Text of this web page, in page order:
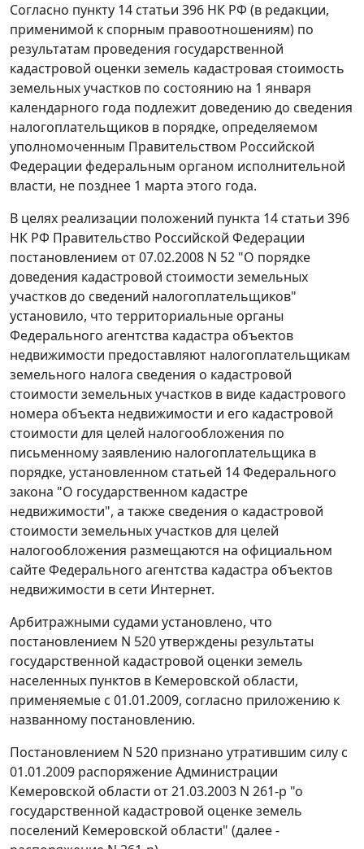
Согласно пункту 14 статьи 396 НК РФ (в редакции,
применимой к спорным правоотношениям) по
результатам проведения государственной
кадастровой оценки земель кадастровая стоимость
земельных участков по состоянию на 1 января
календарного года подлежит доведению до сведения
налогоплательщиков в порядке, определяемом
уполномоченным Правительством Российской
Федерации федеральным органом исполнительной
власти, не позднее 1 марта этого года.
В целях реализации положений пункта 14 статьи 396
НК РФ Правительство Российской Федерации
постановлением от 07.02.2008 N 52 "О порядке
доведения кадастровой стоимости земельных
участков до сведений налогоплательщиков"
установило, что территориальные органы
Федерального агентства кадастра объектов
недвижимости предоставляют налогоплательщикам
земельного налога сведения о кадастровой
стоимости земельных участков в виде кадастрового
номера объекта недвижимости и его кадастровой
стоимости для целей налогообложения по
письменному заявлению налогоплательщика в
порядке, установленном статьей 14Федерального
закона "О государственном кадастре
недвижимости", а также сведения о кадастровой
стоимости земельных участков для целей
налогообложения размещаются на официальном
сайте Федерального агентства кадастра объектов
недвижимости в сети Интернет.
Арбитражными судами установлено, что
постановлением N 520 утверждены результаты
государственной кадастровой оценки земель
населенных пунктов в Кемеровской области,
применяемые с 01.01.2009, согласно приложению к
названному постановлению.
Постановлением N 520 признано утратившим силу с
01.01.2009 распоряжение Администрации
Кемеровской области от 21.03.2003 N 261-р "о
государственной кадастровой оценке земель
поселений Кемеровской области" (далее -